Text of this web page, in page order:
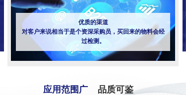
优质的渠道
对客户来说相当于是个资深采购员，买回来的物料会经
过检测。
应用范围广 品质可鉴